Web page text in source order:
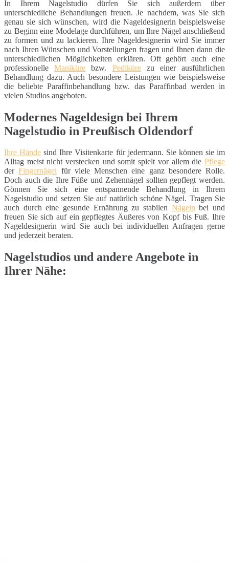
In Ihrem Nagelstudio dürfen Sie sich außerdem über
unterschiedliche Behandlungen freuen. Je nachdem, was Sie sich
genau sie sich wünschen, wird die Nageldesignerin beispielsweise
zu Beginn eine Modelage durchführen, um Ihre Nägel anschließend
zu formen und zu lackieren. Ihre Nageldesignerin wird Sie immer
nach Ihren Wünschen und Vorstellungen fragen und Ihnen dann die
unterschiedlichen Möglichkeiten erklären. Oft gehört auch eine
professionelleManiküre bzw. Pedikürezu einer ausführlichen
Behandlung dazu. Auch besondere Leistungen wie beispielsweise
die beliebte Paraffinbehandlung bzw. das Paraffinbad werden in
vielen Studios angeboten.
Modernes Nageldesign bei Ihrem
Nagelstudio in Preußisch Oldendorf
Ihre Hände sind Ihre Visitenkarte für jedermann. Sie können sie im
Alltag meist nicht verstecken und somit spielt vor allem die Pflege
derFingernägel für viele Menschen eine ganz besondere Rolle.
Doch auch die Ihre Füße und Zehennägel sollten gepflegt werden.
Gönnen Sie sich eine entspannende Behandlung in Ihrem
Nagelstudio und setzen Sie auf natürlich schöne Nägel. Tragen Sie
auch durch eine gesunde Ernährung zu stabilen Nägelnbei und
freuen Sie sich auf ein gepflegtes Äußeres von Kopf bis Fuß. Ihre
Nageldesignerin wird Sie auch bei individuellen Anfragen gerne
und jederzeit beraten.
Nagelstudios und andere Angebote in
Ihrer Nähe: